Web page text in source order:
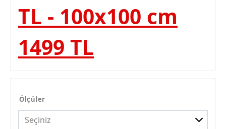
TL - 100x100 cm
1499 TL
Ölçüler